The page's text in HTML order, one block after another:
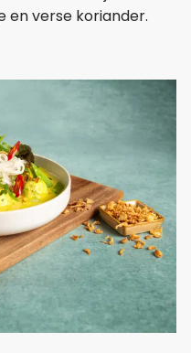
en verse koriander.